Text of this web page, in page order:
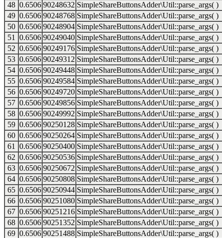
48 0.6506 90248632 SimpleShareButtonsAdder\Util::parse_args( )
49 0.6506 90248768 SimpleShareButtonsAdder\Util::parse_args( )
50 0.6506 90248904 SimpleShareButtonsAdder\Util::parse_args( )
51
0.6506 90249040 SimpleShareButtonsAdder\Util::parse_args( )
52 0.6506 90249176 SimpleShareButtonsAdder\Util::parse_args( )
53 0.6506 90249312 SimpleShareButtonsAdder\Util::parse_args( )
54 0.6506 90249448 SimpleShareButtonsAdder\Util::parse_args( )
55 0.6506 90249584 SimpleShareButtonsAdder\Util::parse_args( )
56 0.6506 90249720 SimpleShareButtonsAdder\Util::parse_args( )
57 0.6506 90249856 SimpleShareButtonsAdder\Util::parse_args( )
58 0.6506 90249992 SimpleShareButtonsAdder\Util::parse_args( )
59 0.6506 90250128 SimpleShareButtonsAdder\Util::parse_args( )
60 0.6506 90250264 SimpleShareButtonsAdder\Util::parse_args( )
61
0.6506 90250400 SimpleShareButtonsAdder\Util::parse_args( )
62 0.6506 90250536 SimpleShareButtonsAdder\Util::parse_args( )
63 0.6506 90250672 SimpleShareButtonsAdder\Util::parse_args( )
64 0.6506 90250808 SimpleShareButtonsAdder\Util::parse_args( )
65 0.6506 90250944 SimpleShareButtonsAdder\Util::parse_args( )
66 0.6506 90251080 SimpleShareButtonsAdder\Util::parse_args( )
67 0.6506 90251216 SimpleShareButtonsAdder\Util::parse_args( )
68 0.6506 90251352 SimpleShareButtonsAdder\Util::parse_args( )
69 0.6506 90251488 SimpleShareButtonsAdder\Util::parse_args( )